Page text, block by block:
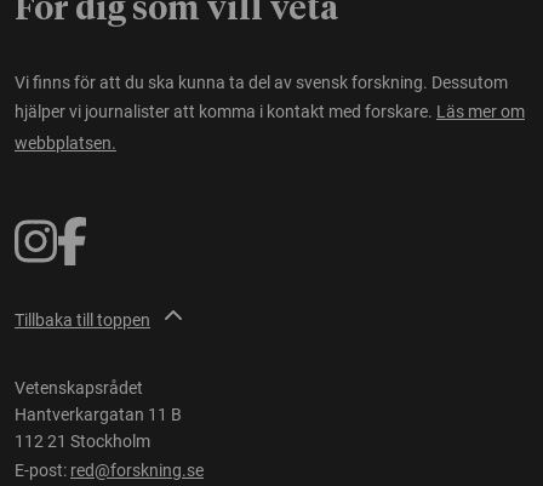
För dig som vill veta
Vi finns för att du ska kunna ta del av svensk forskning. Dessutom
hjälper vi journalister att komma i kontakt med forskare. Läs mer om
webbplatsen.
Tillbaka till toppen
Vetenskapsrådet
Hantverkargatan 11 B
112 21 Stockholm
E-post: red@forskning.se